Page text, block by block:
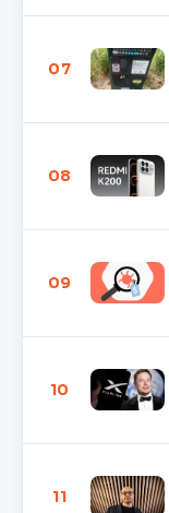
07
08
09
10
11